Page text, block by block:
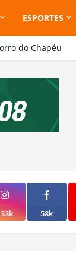
ESPORTES
do Chapéu
58k